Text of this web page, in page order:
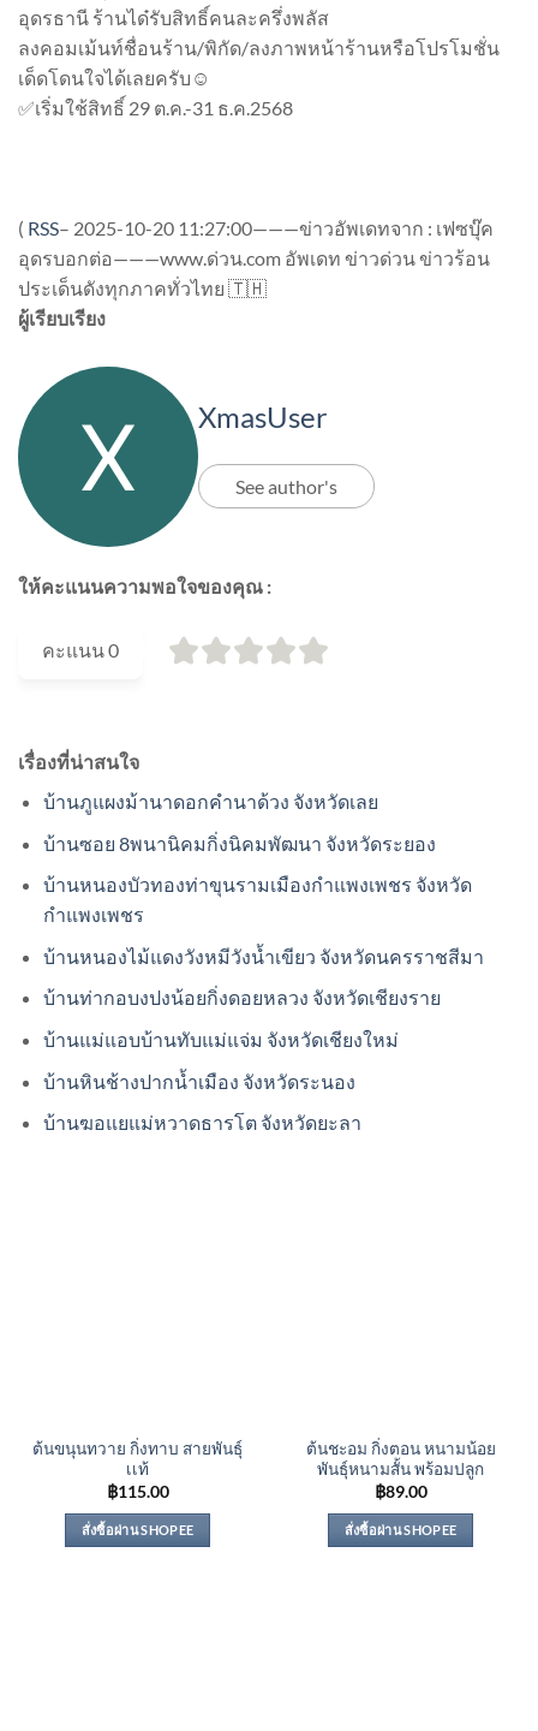
อุดรธานี ร้านได๋รับสิทธิ์คนละครึ่งพลัส
ลงคอม​เม้นท์​ชื่อนร้าน/พิกัด/ลงภาพหน้าร้านหรือโปรโมชั่น
เด็ดโดนใจได้เลยครับ☺️
✅เริ่มใช้สิทธิ์ 29 ต.ค.-31 ธ.ค.2568
( RSS– 2025-10-20 11:27:00———ข่าวอัพเดทจาก : เฟซบุ๊ค
อุดรบอกต่อ———www.ด่วน.com อัพเดท ข่าวด่วน ข่าวร้อน
ประเด็นดังทุกภาคทั่วไทย 🇹🇭
ผู้เรียบเรียง
XmasUser
See author's
ให้คะแนนความพอใจของคุณ :
คะแนน0
เรื่องที่น่าสนใจ
บ้านภูแผงม้านาดอกคำนาด้วง จังหวัดเลย
บ้านซอย 8พนานิคมกิ่งนิคมพัฒนา จังหวัดระยอง
บ้านหนองบัวทองท่าขุนรามเมืองกำแพงเพชร จังหวัด
กำแพงเพชร
บ้านหนองไม้แดงวังหมีวังน้ำเขียว จังหวัดนครราชสีมา
บ้านท่ากอบงปงน้อยกิ่งดอยหลวง จังหวัดเชียงราย
บ้านแม่แอบบ้านทับแม่แจ่ม จังหวัดเชียงใหม่
บ้านหินช้างปากน้ำเมือง จังหวัดระนอง
บ้านฆอแยแม่หวาดธารโต จังหวัดยะลา
ต้นขนุนทวาย กิ่งทาบ สายพันธุ์
เเท้
฿115.00
สั่งซื้อผ่าน SHOPEE
ต้นชะอม กิ่งตอน หนามน้อย
พันธุ์หนามสั้น พร้อมปลูก
฿89.00
สั่งซื้อผ่าน SHOPEE